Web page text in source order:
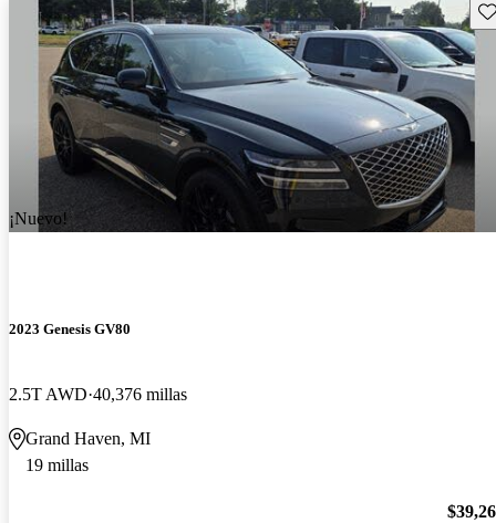
¡Nuevo!
2023 Genesis GV80
2.5T AWD 40,376 millas
Grand Haven, MI
19 millas